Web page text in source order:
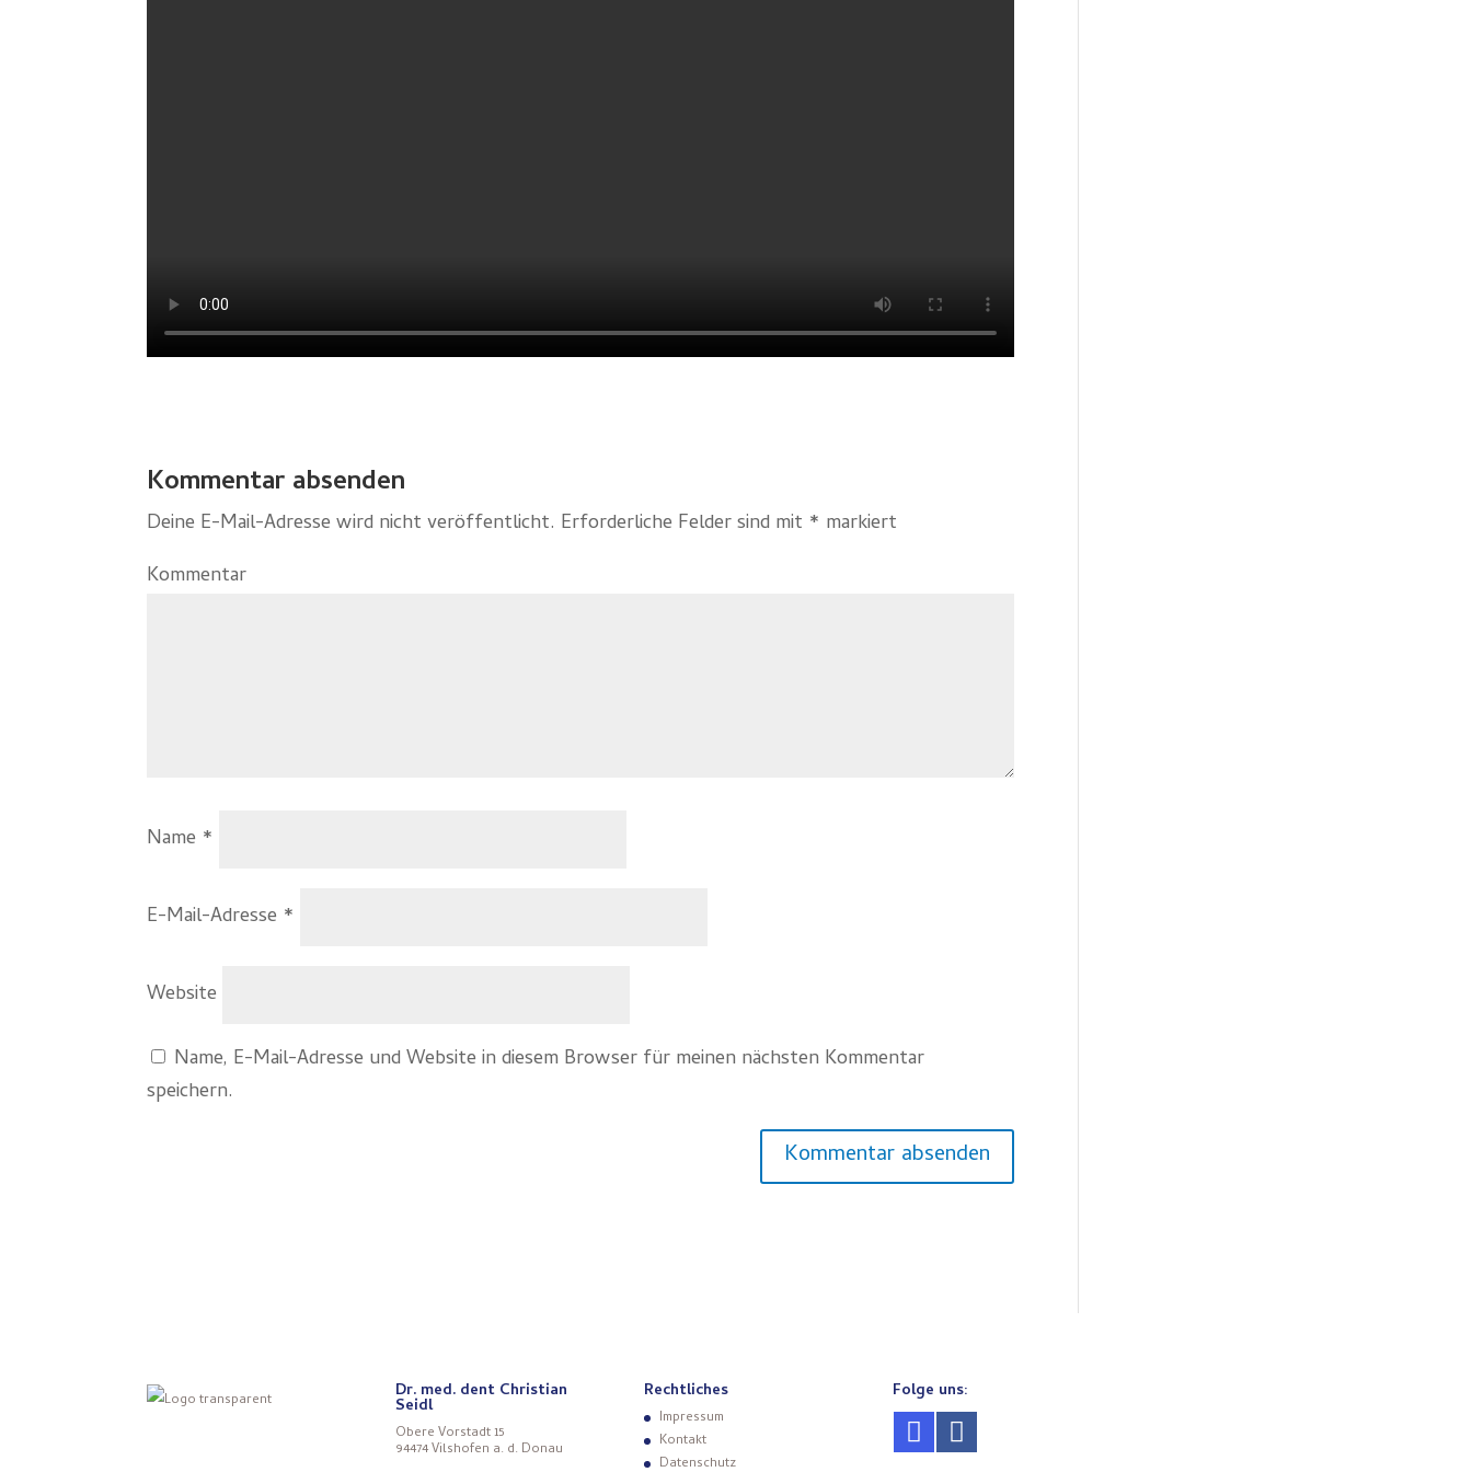
Kommentar absenden
Deine E-Mail-Adresse wird nicht veröffentlicht. Erforderliche Felder sind mit * markiert
Kommentar
Name *
E-Mail-Adresse *
Website
Name, E-Mail-Adresse und Website in diesem Browser für meinen nächsten Kommentar
speichern.
Dr. med. dent Christian
Seidl
Obere Vorstadt 15
94474 Vilshofen a. d. Donau
Rechtliches
Impressum
Kontakt
Datenschutz
Folge uns: